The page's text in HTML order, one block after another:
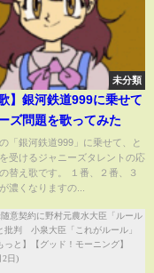
未分類
】銀河鉄道999に乗せて
ズ問題を歌ってみた
「銀河鉄道999」に乗せて、と
受けるジャニーズタレントの応
替え歌です。 １番、２番、３
濃くなりますの...